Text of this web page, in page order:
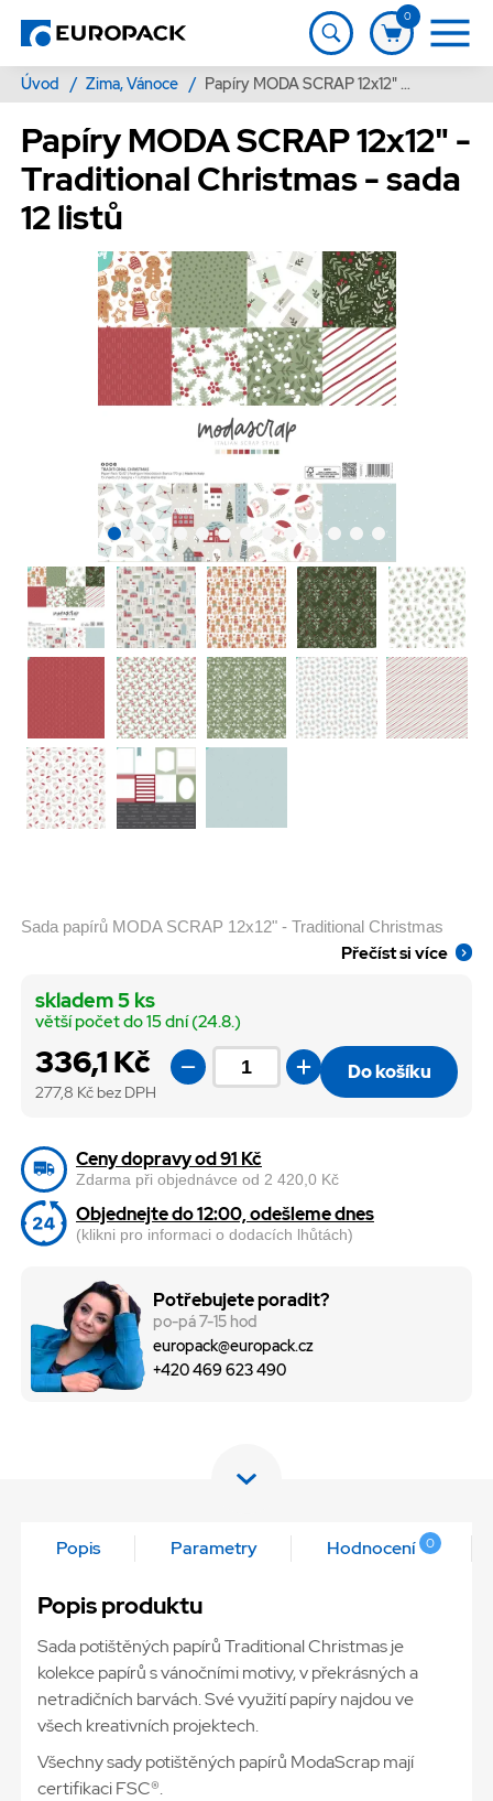
0
Úvod / Zima, Vánoce / Papíry MODA SCRAP 12x12" - Traditional Christmas - sada 12 listů
Papíry MODA SCRAP 12x12" -
Traditional Christmas - sada
12 listů
Sada papírů MODA SCRAP 12x12" - Traditional Christmas
Přečíst si více
336,1 Kč
277,8 Kč bez DPH
skladem 5 ks
větší počet do 15 dní (24.8.)
Do košíku
Ceny dopravy od 91 Kč
Zdarma při objednávce od 2 420,0 Kč
Objednejte do 12:00, odešleme dnes
(klikni pro informaci o dodacích lhůtách)
Potřebujete poradit?
po-pá 7-15 hod
europack@europack.cz
+420 469 623 490
Popis Parametry Hodnocení 0
Popis produktu
Sada potištěných papírů Traditional Christmas je
kolekce papírů s vánočními motivy, v překrásných a
netradičních barvách. Své využití papíry najdou ve
všech kreativních projektech.
Všechny sady potištěných papírů ModaScrap mají
certifikaci FSC®.